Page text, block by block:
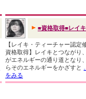
■資格取得■レイ
【レイキ・ティーチャー認定
資格取得】レイキとつながり
がエネルギーの通り道となり
らそのエネルギーをかざすと
をみる